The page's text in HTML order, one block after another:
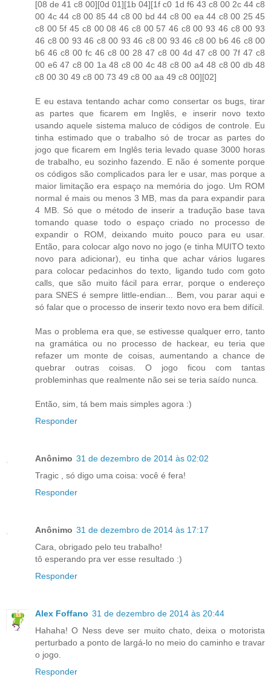
[08 de 41 c8 00][0d 01][1b 04][1f c0 1d f6 43 c8 00 2c 44 c8
00 4c 44 c8 00 85 44 c8 00 bd 44 c8 00 ea 44 c8 00 25 45
c8 00 5f 45 c8 00 08 46 c8 00 57 46 c8 00 93 46 c8 00 93
46 c8 00 93 46 c8 00 93 46 c8 00 93 46 c8 00 b6 46 c8 00
b6 46 c8 00 fc 46 c8 00 28 47 c8 00 4d 47 c8 00 7f 47 c8
00 e6 47 c8 00 1a 48 c8 00 4c 48 c8 00 a4 48 c8 00 db 48
c8 00 30 49 c8 00 73 49 c8 00 aa 49 c8 00][02]
E eu estava tentando achar como consertar os bugs, tirar
as partes que ficarem em Inglês, e inserir novo texto
usando aquele sistema maluco de códigos de controle. Eu
tinha estimado que o trabalho só de trocar as partes do
jogo que ficarem em Inglês teria levado quase 3000 horas
de trabalho, eu sozinho fazendo. E não é somente porque
os códigos são complicados para ler e usar, mas porque a
maior limitação era espaço na memória do jogo. Um ROM
normal é mais ou menos 3 MB, mas da para expandir para
4 MB. Só que o método de inserir a tradução base tava
tomando quase todo o espaço criado no processo de
expandir o ROM, deixando muito pouco para eu usar.
Então, para colocar algo novo no jogo (e tinha MUITO texto
novo para adicionar), eu tinha que achar vários lugares
para colocar pedacinhos do texto, ligando tudo com goto
calls, que são muito fácil para errar, porque o endereço
para SNES é sempre little-endian... Bem, vou parar aqui e
só falar que o processo de inserir texto novo era bem difícil.
Mas o problema era que, se estivesse qualquer erro, tanto
na gramática ou no processo de hackear, eu teria que
refazer um monte de coisas, aumentando a chance de
quebrar outras coisas. O jogo ficou com tantas
probleminhas que realmente não sei se teria saído nunca.
Então, sim, tá bem mais simples agora :)
Responder
Anônimo 31 de dezembro de 2014 às 02:02
Tragic , só digo uma coisa: você é fera!
Responder
Anônimo 31 de dezembro de 2014 às 17:17
Cara, obrigado pelo teu trabalho!
tô esperando pra ver esse resultado :)
Responder
Alex Foffano 31 de dezembro de 2014 às 20:44
Hahaha! O Ness deve ser muito chato, deixa o motorista
perturbado a ponto de largá-lo no meio do caminho e travar
o jogo.
Responder